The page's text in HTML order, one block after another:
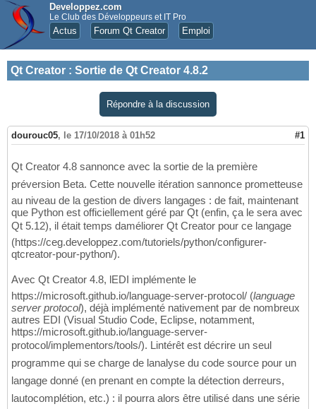
Developpez.com
Le Club des Développeurs et IT Pro
Actus Forum Qt Creator Emploi
Qt Creator : Sortie de Qt Creator 4.8.2
Répondre à la discussion
dourouc05, le 17/10/2018 à 01h52 #1
Qt Creator 4.8 sannonce avec la sortie de la première
préversion Beta. Cette nouvelle itération sannonce prometteuse
au niveau de la gestion de divers langages : de fait, maintenant
que Python est officiellement géré par Qt (enfin, ça le sera avec
Qt 5.12), il était temps daméliorer Qt Creator pour ce langage
(https://ceg.developpez.com/tutoriels/python/configurer-
qtcreator-pour-python/).
Avec Qt Creator 4.8, lEDI implémente le
https://microsoft.github.io/language-server-protocol/ (language
server protocol), déjà implémenté nativement par de nombreux
autres EDI (Visual Studio Code, Eclipse, notamment,
https://microsoft.github.io/language-server-
protocol/implementors/tools/). Lintérêt est décrire un seul
programme qui se charge de lanalyse du code source pour un
langage donné (en prenant en compte la détection derreurs,
lautocomplétion, etc.) : il pourra alors être utilisé dans une série